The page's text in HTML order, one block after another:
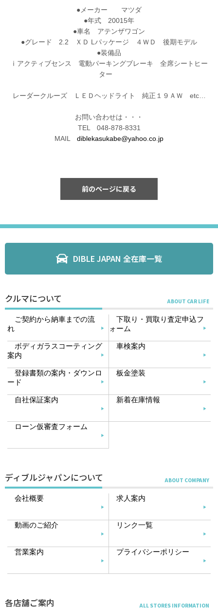
●メーカー マツダ
●年式 20015年
●車名 アテンザワゴン
●グレード 2.2 ＸＤ Lパッケージ ４ＷＤ 後期モデル
●装備品
ⅰアクティブセンス 電動パーキングブレーキ 全席シートヒー
ター
レーダークルーズ ＬＥＤヘッドライト 純正１９ＡＷ etc…
お問い合わせは・・・
TEL 048-878-8331
MAIL diblekasukabe@yahoo.co.jp
前のページに戻る
DIBLE JAPAN 全在庫一覧
クルマについて
ご契約から納車までの流
れ
下取り・買取り査定申込フ
ォーム
ボディガラスコーティング
案内
車検案内
登録書類の案内・ダウンロ
ード
板金塗装
自社保証案内 新着在庫情報
ローン仮審査フォーム
ディブルジャパンについて
会社概要 求人案内
動画のご紹介 リンク一覧
営業案内 プライバシーポリシー
各店舗ご案内